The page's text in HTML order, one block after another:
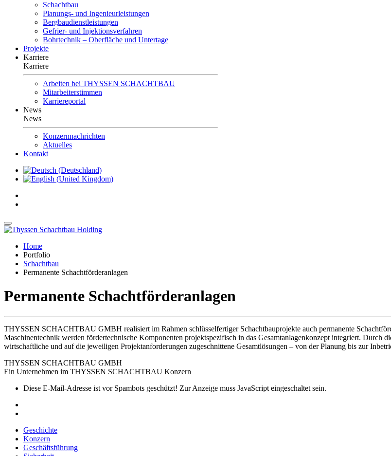
Schachtbau
Planungs- und Ingenieurleistungen
Bergbaudienstleistungen
Gefrier- und Injektionsverfahren
Bohrtechnik – Oberfläche und Untertage
Projekte
Karriere
Karriere
Arbeiten bei THYSSEN SCHACHTBAU
Mitarbeiterstimmen
Karriereportal
News
News
Konzernnachrichten
Aktuelles
Kontakt
Home
Portfolio
Schachtbau
Permanente Schachtförderanlagen
Permanente Schachtförderanlagen
THYSSEN SCHACHTBAU GMBH realisiert im Rahmen schlüsselfertiger Schachtbauprojekte auch permanente
Maschinentechnik werden fördertechnische Komponenten projektspezifisch in das Gesamtanlagenkonzept integriert. Durch
wirtschaftliche und auf die jeweiligen Projektanforderungen zugeschnittene Gesamtlösungen – von der Planung bis zur
THYSSEN SCHACHTBAU GMBH
Ein Unternehmen im THYSSEN SCHACHTBAU Konzern
Diese E-Mail-Adresse ist vor Spambots geschützt! Zur Anzeige muss JavaScript eingeschaltet sein.
Geschichte
Konzern
Geschäftsführung